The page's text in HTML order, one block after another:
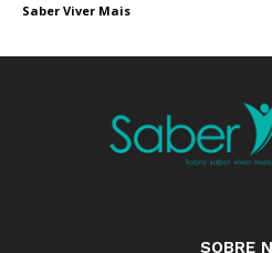
Saber Viver Mais
SOBRE